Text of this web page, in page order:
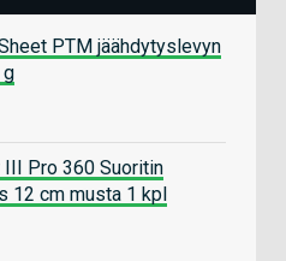
PTM jäähdytyslevyn
g
III Pro 360 Suoritin
12 cm musta 1 kpl